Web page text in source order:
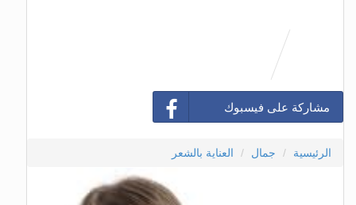
مشاركة على فيسبوك
الرئيسية جمال العناية بالشعر